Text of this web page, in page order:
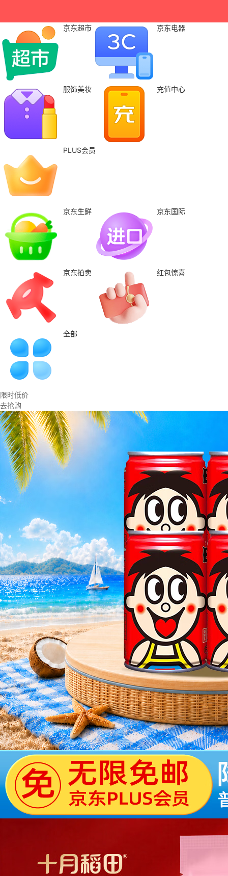
京东超市 京东电器
服饰美妆 充值中心
PLUS会员
京东生鲜 京东国际
京东拍卖 红包惊喜
全部
限时低价
去抢购